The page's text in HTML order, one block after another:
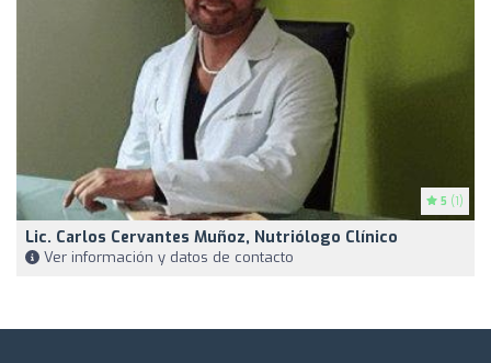
5 (1)
Lic. Carlos Cervantes Muñoz, Nutriólogo Clínico
Ver información y datos de contacto